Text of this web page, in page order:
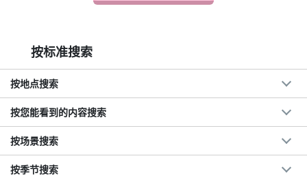
按标准搜索
按地点搜索
按您能看到的内容搜索
按场景搜索
按季节搜索